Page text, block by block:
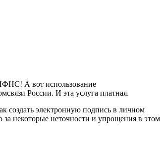
ИФНС! А вот использование
России. И эта услуга платная.
создать электронную подпись в личном
некоторые неточности и упрощения в этом